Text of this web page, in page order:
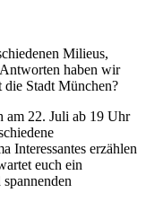
Milieus,
haben wir
Stadt München?
am 22. Juli ab 19 Uhr
Interessantes erzählen
euch ein